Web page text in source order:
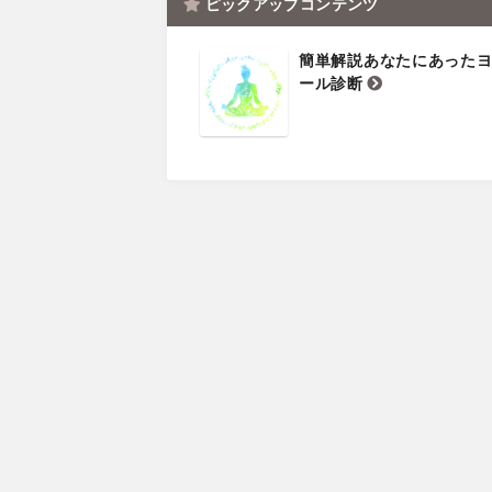
ピックアップコンテンツ
簡単解説あなたにあった
ール診断